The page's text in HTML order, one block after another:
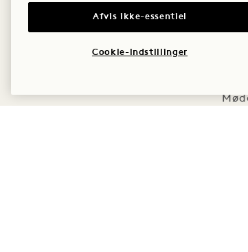
Afvis ikke-essentiel
Cookie-indstillinger